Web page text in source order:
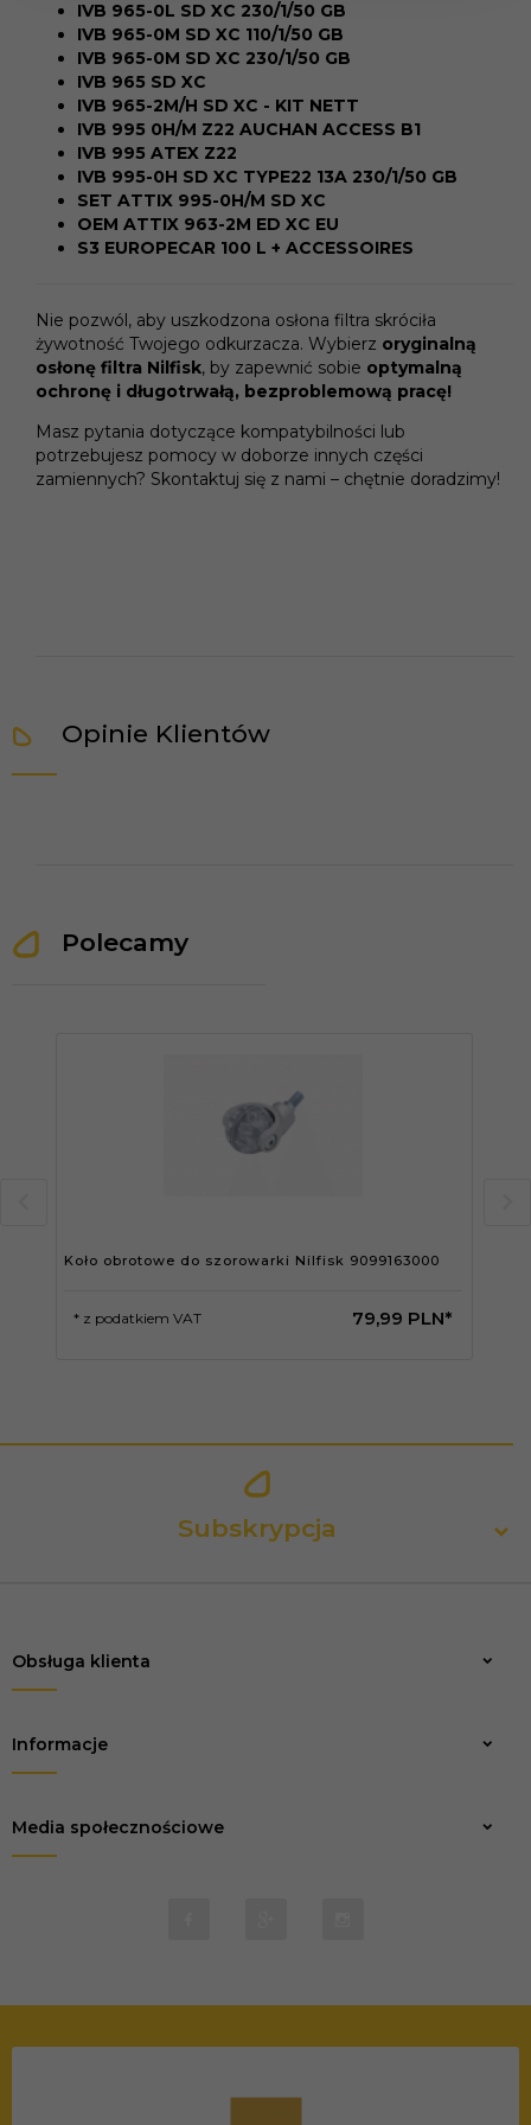
IVB 965-0L SD XC 230/1/50 GB
IVB 965-0M SD XC 110/1/50 GB
IVB 965-0M SD XC 230/1/50 GB
IVB 965 SD XC
IVB 965-2M/H SD XC - KIT NETT
IVB 995 0H/M Z22 AUCHAN ACCESS B1
IVB 995 ATEX Z22
IVB 995-0H SD XC TYPE22 13A 230/1/50 GB
SET ATTIX 995-0H/M SD XC
OEM ATTIX 963-2M ED XC EU
S3 EUROPECAR 100 L + ACCESSOIRES
Nie pozwól, aby uszkodzona osłona filtra skróciła
żywotność Twojego odkurzacza. Wybierz oryginalną
osłonę filtra Nilfisk, by zapewnić sobie optymalną
ochronę i długotrwałą, bezproblemową pracę!
Masz pytania dotyczące kompatybilności lub
potrzebujesz pomocy w doborze innych części
zamiennych? Skontaktuj się z nami – chętnie doradzimy!
Opinie Klientów
Polecamy
Koło obrotowe do szorowarki Nilfisk 9099163000
79,99 PLN*
* z podatkiem VAT
Subskrypcja
Obsługa klienta
Informacje
Media społecznościowe